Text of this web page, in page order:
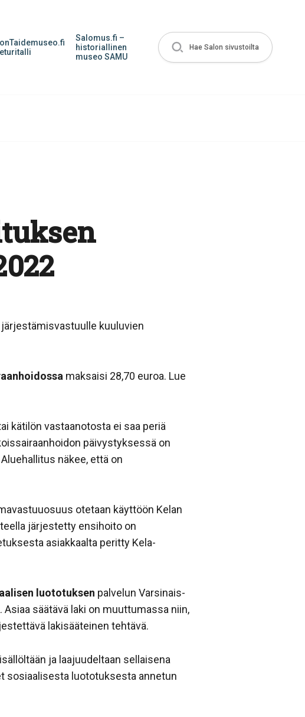
Salomus.fi –
historiallinen
museo SAMU
Hae Salon sivustoilta
kuuluvien
maksaisi 28,70 euroa. Lue
kätilön vastaanotosta ei saa periä
päivystyksessä on
näkee, että on
otetaan käyttöön Kelan
järjestetty ensihoito on
asiakkaalta peritty Kela-
luototuksen palvelun Varsinais-
säätävä laki on muuttumassa niin,
lakisääteinen tehtävä.
ja laajuudeltaan sellaisena
sosiaalisesta luototuksesta annetun